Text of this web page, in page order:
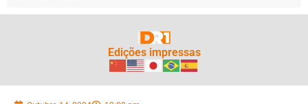
Edições impressas